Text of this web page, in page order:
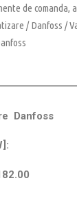
de comanda,
/Danfoss /
Danfoss